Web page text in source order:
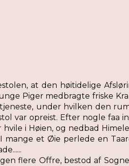
at den høitidelige
Piger medbragte friske
under hvilken den
var opreist. Efter nogle faa
i Høien, og nedbad
et Øie perlede en
flere Offre, bestod af